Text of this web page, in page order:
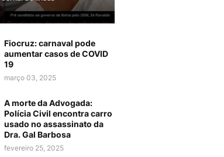
Fiocruz: carnaval pode
aumentar casos de COVID
19
março 03, 2025
A morte da Advogada:
Polícia Civil encontra carro
usado no assassinato da
Dra. Gal Barbosa
fevereiro 25, 2025